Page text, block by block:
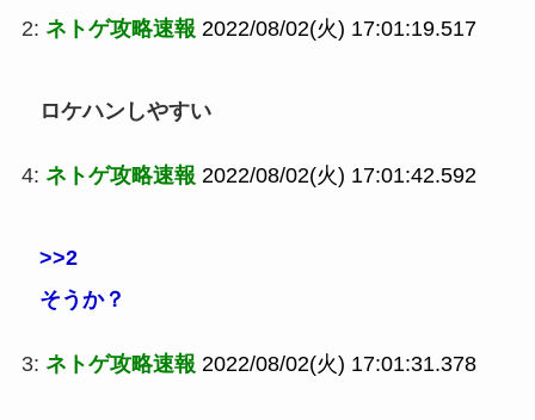
2: ネトゲ攻略速報 2022/08/02(火) 17:01:19.517
ロケハンしやすい
4: ネトゲ攻略速報 2022/08/02(火) 17:01:42.592
>>2
そうか？
3: ネトゲ攻略速報 2022/08/02(火) 17:01:31.378